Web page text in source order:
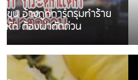
ชาวเน็ตสวดยับ! พบพม่าเร่ข
หน้าพ่อขุนฯ พอไม่ซื้อเดินตา